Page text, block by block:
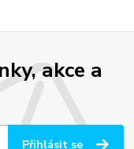
akce a
Přihlásit se